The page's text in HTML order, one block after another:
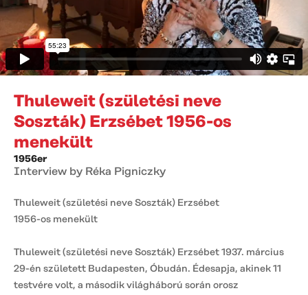
Thuleweit (születési neve
Soszták) Erzsébet 1956-os
menekült
1956er
Interview by Réka Pigniczky
Thuleweit (születési neve Soszták) Erzsébet
1956-os menekült
Thuleweit (születési neve Soszták) Erzsébet 1937. március
29-én született Budapesten, Óbudán. Édesapja, akinek 11
testvére volt, a második világháború során orosz